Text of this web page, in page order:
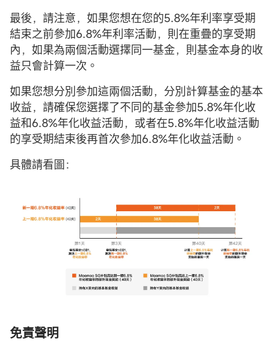
最後，請注意，如果您想在您的5.8%年利率享受期
結束之前參加6.8%年利率活動，則在重疊的享受期
內，如果為兩個活動選擇同一基金，則基金本身的收
益只會計算一次。
如果您想分別參加這兩個活動，分別計算基金的基本
收益，請確保您選擇了不同的基金參加5.8%年化收
益和6.8%年化收益活動，或者在5.8%年化收益活動
的享受期結束後再首次參加6.8%年化收益活動。
具體請看圖：
免責聲明